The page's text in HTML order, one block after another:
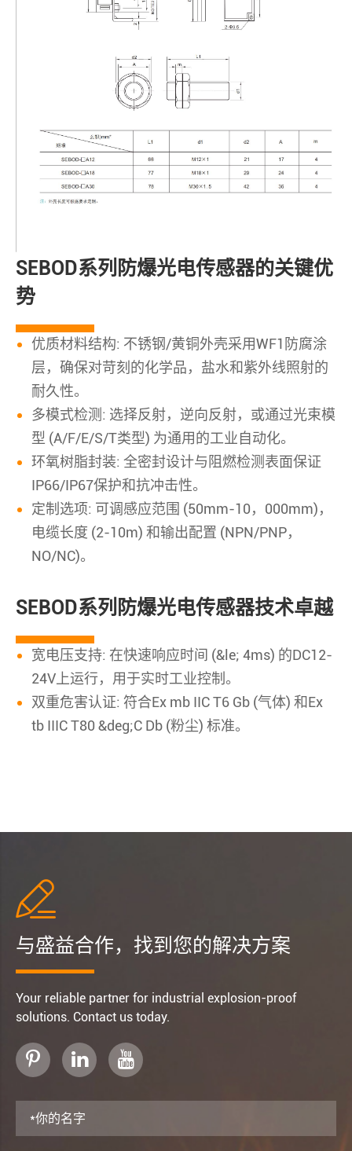
SEBOD系列防爆光电传感器的关键优
势
优质材料结构: 不锈钢/黄铜外壳采用WF1防腐涂
层，确保对苛刻的化学品，盐水和紫外线照射的
耐久性。
多模式检测: 选择反射，逆向反射，或通过光束模
型 (A/F/E/S/T类型) 为通用的工业自动化。
环氧树脂封装: 全密封设计与阻燃检测表面保证
IP66/IP67保护和抗冲击性。
定制选项: 可调感应范围 (50mm-10，000mm)，
电缆长度 (2-10m) 和输出配置 (NPN/PNP，
NO/NC)。
SEBOD系列防爆光电传感器技术卓越
宽电压支持: 在快速响应时间 (&le; 4ms) 的DC12-
24V上运行，用于实时工业控制。
双重危害认证: 符合Ex mb IIC T6 Gb (气体) 和Ex
tb IIIC T80 &deg;C Db (粉尘) 标准。

与盛益合作，找到您的解决方案
Your reliable partner for industrial explosion-proof
solutions. Contact us today.